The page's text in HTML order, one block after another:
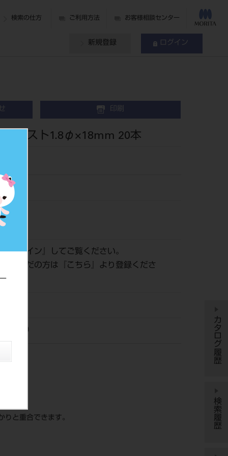
検索の仕方 ご利用方法 お客様相談センター
新規登録 ログイン
印刷
ーポスト1.8φ×18mm 20本
『ログイン 』してご覧ください。
がまだの方は『
こちら 』より登録くださ
（株）
と重合できます。
カタログ履歴
検索履歴